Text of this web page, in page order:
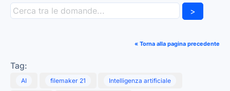
>
« Torna alla pagina precedente
Tag:
AI filemaker 21 Intelligenza artificiale